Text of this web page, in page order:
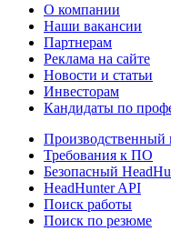
О компании
Наши вакансии
Партнерам
Реклама на сайте
Новости и статьи
Инвесторам
Кандидаты по
Производственный
Требования к ПО
Безопасный
HeadHunter API
Поиск работы
Поиск по резюме